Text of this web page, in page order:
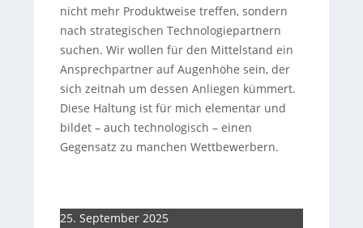
nicht mehr Produktweise treffen, sondern
nach strategischen Technologiepartnern
suchen. Wir wollen für den Mittelstand ein
Ansprechpartner auf Augenhöhe sein, der
sich zeitnah um dessen Anliegen kümmert.
Diese Haltung ist für mich elementar und
bildet – auch technologisch – einen
Gegensatz zu manchen Wettbewerbern.
25. September 2025